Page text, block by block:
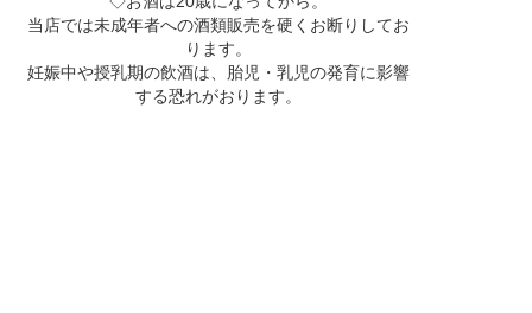
当店では未成年者への酒類販売を硬くお断りしてお
ります。
妊娠中や授乳期の飲酒は、胎児・乳児の発育に影響
する恐れがおります。